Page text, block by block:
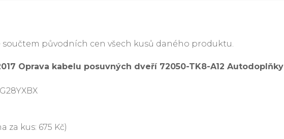
původních cen všech kusů daného produktu.
Oprava kabelu posuvných dveří 72050-TK8-A12 Autodoplňky
za kus: 675 Kč)